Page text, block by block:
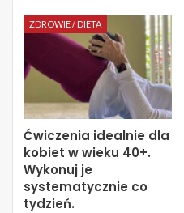
ZDROWIE / DIETA
Ćwiczenia idealnie dla
kobiet w wieku 40+.
Wykonuj je
systematycznie co
tydzień.